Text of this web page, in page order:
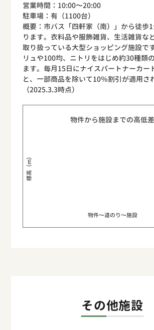
営業時間：10:00〜20:00
駐車場：有（1100台）
概要：市バス「四軒家（南）」から徒歩
ります。衣料品や服飾雑貨、生活雑貨な
取り扱っている大型ショッピング施設で
リュや100均、ニトリをはじめ約30種類
ます。毎月15日にナイスパートナーカー
と、一部商品を除いて10％割引が適用さ
（2025.3.3時点）
物件から施設までの高低差
標高（m）
物件〜道のり〜施設
その他施設